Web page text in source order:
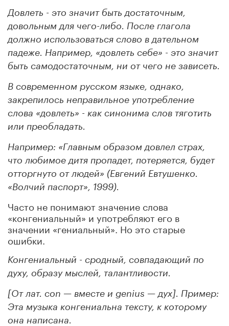
Довлеть - это значит быть достаточным,
довольным для чего-либо. После глагола
должно использоваться слово в дательном
падеже. Например, «довлеть себе» - это значит
быть самодостаточным, ни от чего не зависеть.
В современном русском языке, однако,
закрепилось неправильное употребление
слова «довлеть» - как синонима слов тяготить
или преобладать.
Например: «Главным образом довлел страх,
что любимое дитя пропадет, потеряется, будет
отторгнуто от людей» (Евгений Евтушенко.
«Волчий паспорт», 1999).
Часто не понимают значение слова
«конгениальный» и употребляют его в
значении «гениальный». Но это старые
ошибки.
Конгениальный - сродный, совпадающий по
духу, образу мыслей, талантливости.
[От лат. con — вместе и genius — дух]. Пример:
Эта музыка конгениальна тексту, к которому
она написана.